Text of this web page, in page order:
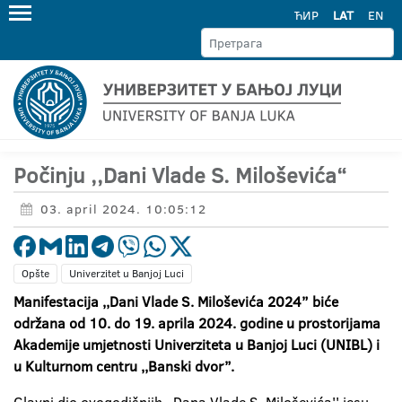
ЋИР LAT EN
Počinju ,,Dani Vlade S. Miloševića“
03. april 2024. 10:05:12
Opšte Univerzitet u Banjoj Luci
Manifestacija ,,Dani Vlade S. Miloševića 2024” biće
održana od 10. do 19. aprila 2024. godine u prostorijama
Akademije umjetnosti Univerziteta u Banjoj Luci (UNIBL) i
u Kulturnom centru ,,Banski dvor”.